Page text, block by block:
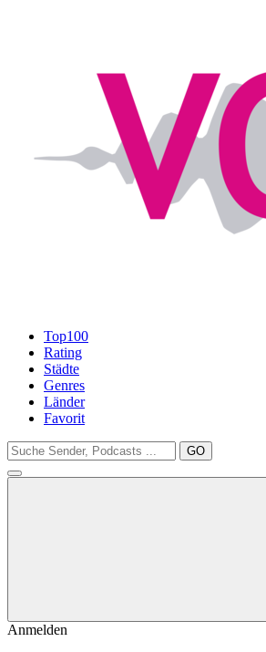
Top100
Rating
Städte
Genres
Länder
Favorit
GO
Anmelden